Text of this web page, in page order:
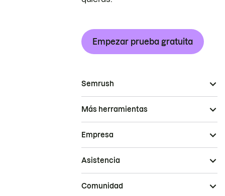
Empezar prueba gratuita
Semrush
Más herramientas
Empresa
Asistencia
Comunidad